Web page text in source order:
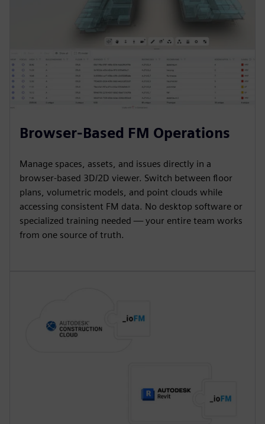
Browser-Based FM Operations
Manage spaces, assets, and issues directly in a
browser-based 3D/2D viewer. Switch between floor
plans, volumetric models, and point clouds while
accessing consistent FM data. No desktop software or
specialized training needed — your entire team works
from one source of truth.